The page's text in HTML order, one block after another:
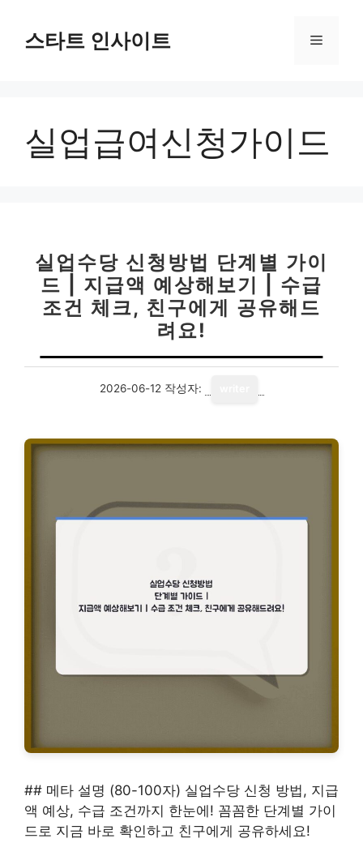
스타트 인사이트 메
실업급여신청가이드
실업수당 신청방법 단계별 가이
드 | 지급액 예상해보기 | 수급
조건 체크, 친구에게 공유해드
려요!
2026-06-12 작성자:
## 메타 설명 (80-100자) 실업수당 신청 방법, 지급
액 예상, 수급 조건까지 한눈에! 꼼꼼한 단계별 가이
드로 지금 바로 확인하고 친구에게 공유하세요!